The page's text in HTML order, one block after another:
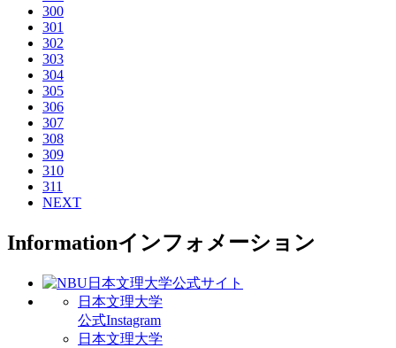
300
301
302
303
304
305
306
307
308
309
310
311
NEXT
Informationインフォメーション
日本文理大学
公式Instagram
日本文理大学